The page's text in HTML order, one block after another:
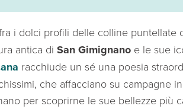
i dolci profili delle colline puntellate
antica di San Gimignano e le sue
racchiude un sé una poesia
che affacciano su campagne
per scoprirne le sue bellezze più